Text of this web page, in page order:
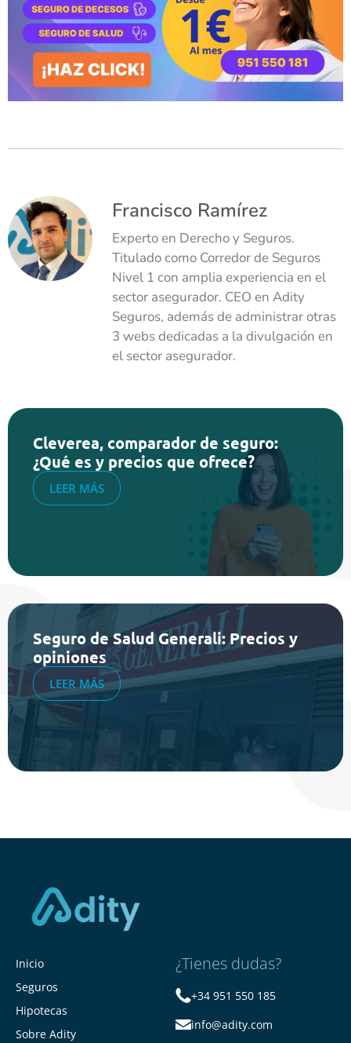
Francisco Ramírez
Experto en Derecho y Seguros.
Titulado como Corredor de Seguros
Nivel 1 con amplia experiencia en el
sector asegurador. CEO en Adity
Seguros, además de administrar otras
3 webs dedicadas a la divulgación en
el sector asegurador.
Cleverea, comparador de seguro:
¿Qué es y precios que ofrece?
LEER MÁS
Seguro de Salud Generali: Precios y
opiniones
LEER MÁS
Inicio
Seguros
Hipotecas
Sobre Adity
¿Tienes dudas?
+34 951 550 185
info@adity.com